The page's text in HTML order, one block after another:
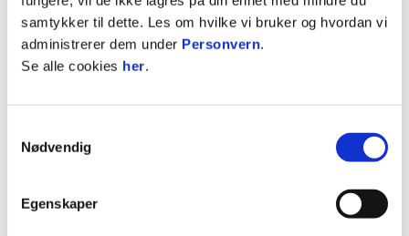
samtykker til dette. Les om hvilke vi bruker og hvordan vi
administrerer dem under Personvern.
Se alle cookies her.
Nødvendig
Egenskaper
begrenset. Så lenge en digital enhet er
påskrudd så har den en unik ID som vil
kunne detekteres og har enheten et SIM-kort
Subscriber Identity Module = Abonnent
enhet alltid kan "ses" og spores som en
Systemene på våre arenaer vil også kunne
spore din enhet uten at du gjør noe aktivt.